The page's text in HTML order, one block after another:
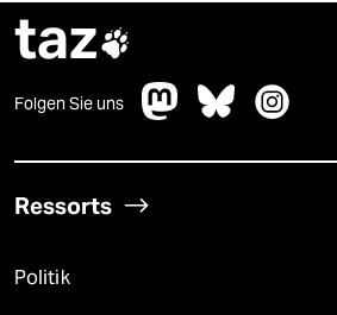
taz
Folgen Sie uns
Ressorts
Politik